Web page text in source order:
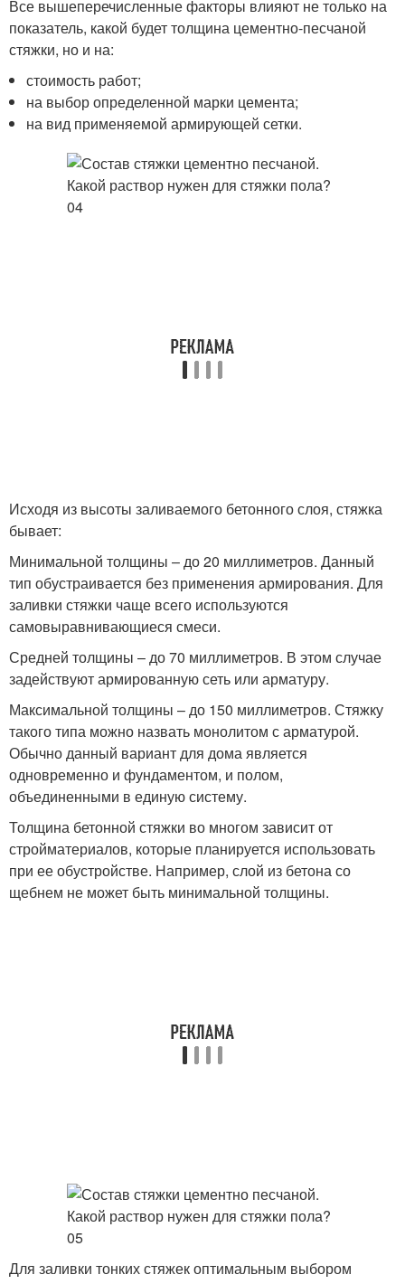
Все вышеперечисленные факторы влияют не только на
показатель, какой будет толщина цементно-песчаной
стяжки, но и на:
стоимость работ;
на выбор определенной марки цемента;
на вид применяемой армирующей сетки.
Исходя из высоты заливаемого бетонного слоя, стяжка
бывает:
Минимальной толщины – до 20 миллиметров. Данный
тип обустраивается без применения армирования. Для
заливки стяжки чаще всего используются
самовыравнивающиеся смеси.
Средней толщины – до 70 миллиметров. В этом случае
задействуют армированную сеть или арматуру.
Максимальной толщины – до 150 миллиметров. Стяжку
такого типа можно назвать монолитом с арматурой.
Обычно данный вариант для дома является
одновременно и фундаментом, и полом,
объединенными в единую систему.
Толщина бетонной стяжки во многом зависит от
стройматериалов, которые планируется использовать
при ее обустройстве. Например, слой из бетона со
щебнем не может быть минимальной толщины.
Для заливки тонких стяжек оптимальным выбором